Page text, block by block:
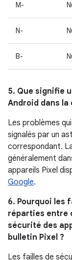
M-
N-
B-
5. Que signifie
Android dans la
Les problèmes
signalés par un
correspondant.
généralement
appareils Pixel
Google.
6. Pourquoi les
réparties entre
sécurité des
bulletin Pixel ?
Les failles de